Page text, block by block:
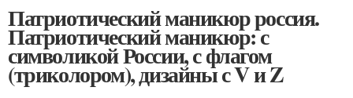
Патриотический маникюр россия.
Патриотический маникюр: с
символикой России, с флагом
(триколором), дизайны с V и Z